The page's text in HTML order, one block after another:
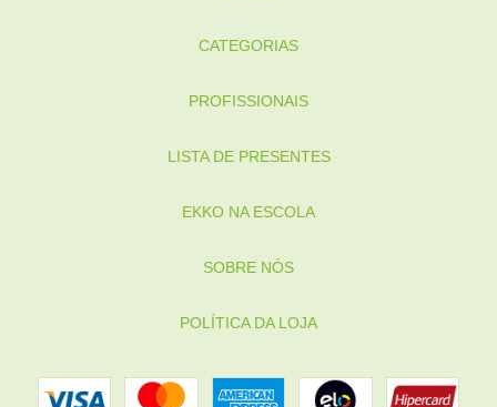
CATEGORIAS
PROFISSIONAIS
LISTA DE PRESENTES
EKKO NA ESCOLA
SOBRE NÓS
POLÍTICA DA LOJA